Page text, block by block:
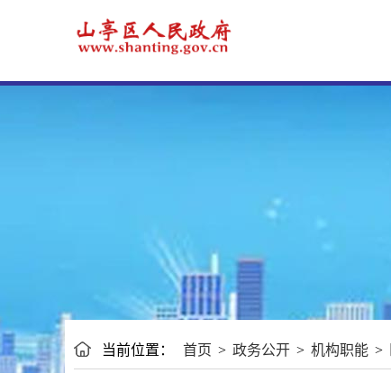
当前位置： 首页 > 政务公开 > 机构职能 >